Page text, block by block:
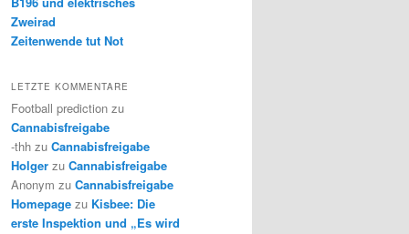
Zweirad
Zeitenwende tut Not
LETZTE KOMMENTARE
Football prediction zu
Cannabisfreigabe
-thh zu Cannabisfreigabe
Holger zu Cannabisfreigabe
Anonym zu Cannabisfreigabe
Homepage zu Kisbee: Die
erste Inspektion und „Es wird